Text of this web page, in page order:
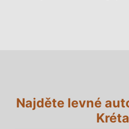
Najděte levné
Kréta